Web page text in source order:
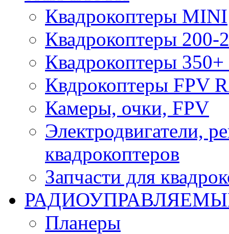
Квадрокоптеры MINI
Квадрокоптеры 200-
Квадрокоптеры 350+
Квдрокоптеры FPV
Камеры, очки, FPV
Электродвигатели,
квадрокоптеров
Запчасти для
Планеры